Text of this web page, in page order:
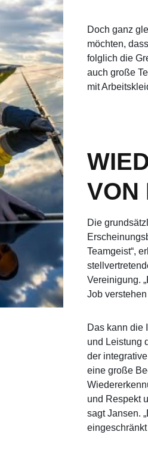
Doch ganz
möchten,
folglich die
auch große
mit
VON
Die
Teamgeist“,
Vereinigung.
Job
Das kann die
und Leistung
der
eine große
und Respekt
sagt Jansen.
eingeschränkt